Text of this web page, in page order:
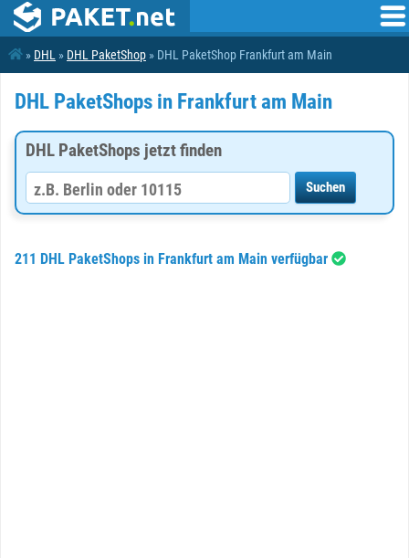
» DHL » DHL PaketShop » DHL PaketShop Frankfurt am Main
DHL PaketShops in Frankfurt am Main
DHL PaketShops jetzt finden
211 DHL PaketShops in Frankfurt am Main verfügbar